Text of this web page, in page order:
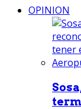
OPINION